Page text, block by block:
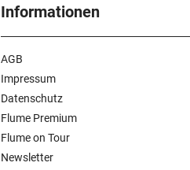
Informationen
AGB
Impressum
Datenschutz
Flume Premium
Flume on Tour
Newsletter